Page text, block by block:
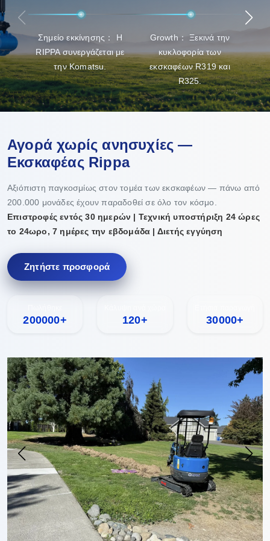
και συντήρηση των προϊόντων.
Σημείο εκκίνησης： Η
RIPPA συνεργάζεται με
την Komatsu.
Growth： Ξεκινά την
κυκλοφορία των
εκσκαφέων R319 και
R325.
Αγορά χωρίς ανησυχίες —
Εκσκαφέας Rippa
Αξιόπιστη παγκοσμίως στον τομέα των εκσκαφέων — πάνω από
200.000 μονάδες έχουν παραδοθεί σε όλο τον κόσμο.
Επιστροφές εντός 30 ημερών | Τεχνική υποστήριξη 24 ώρες
το 24ωρο, 7 ημέρες την εβδομάδα | Διετής εγγύηση
Ζητήστε προσφορά
200000+ 120+ 30000+